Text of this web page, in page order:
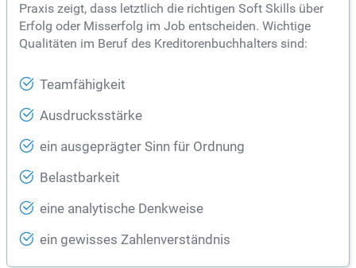
Praxis zeigt, dass letztlich die richtigen Soft Skills über
Erfolg oder Misserfolg im Job entscheiden. Wichtige
Qualitäten im Beruf des Kreditorenbuchhalters sind:
Teamfähigkeit
Ausdrucksstärke
ein ausgeprägter Sinn für Ordnung
Belastbarkeit
eine analytische Denkweise
ein gewisses Zahlenverständnis